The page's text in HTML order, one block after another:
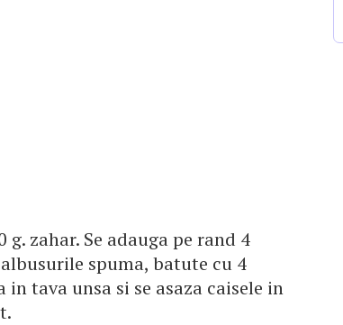
zahar. Se adauga pe rand 4
spuma, batute cu 4
tava unsa si se asaza caisele in